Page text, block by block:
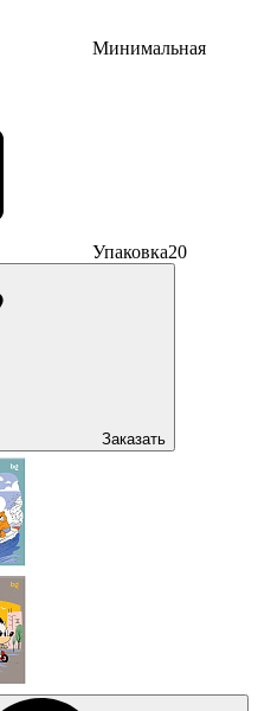
Минимальная
Упаковка20
Заказать